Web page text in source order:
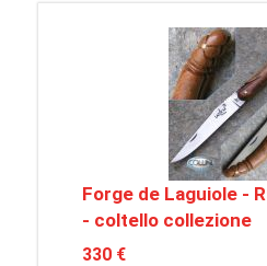
Forge de Laguiole -
- coltello collezione
330 €